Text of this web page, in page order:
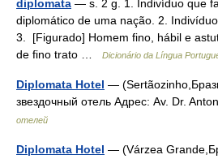
diplomata — s. 2 g. 1. Indivíduo que
diplomático de uma nação. 2.
3. [Figurado] Homem fino, hábil e
de fino trato …
Dicionário da Língua
Diplomata Hotel —
звездочный отель Адрес: Av. Dr.
отелей
Diplomata Hotel — (Várzea